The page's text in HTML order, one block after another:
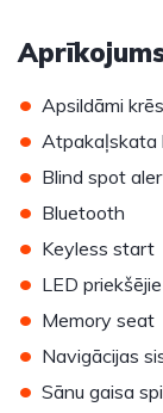
• Apsildāmi
• Atpakaļskata
• Blind spot
• Bluetooth
• Keyless start
• LED
• Memory seat
• Navigācijas
• Sānu gaisa